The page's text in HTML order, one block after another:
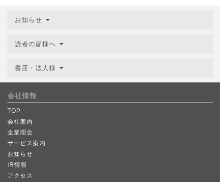
お知らせ
読者の皆様へ
書店・法人様
会社情報
TOP
会社案内
企業理念
サービス案内
お知らせ
IR情報
アクセス